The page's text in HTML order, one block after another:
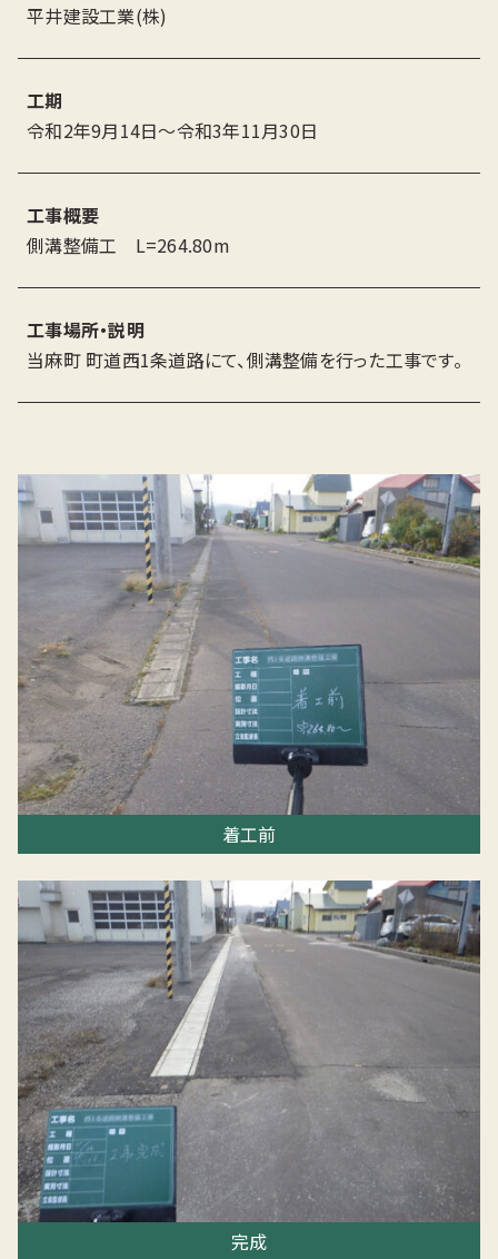
平井建設工業(株)
工期
令和2年9月14日〜令和3年11月30日
工事概要
側溝整備工 L=264.80m
工事場所・説明
当麻町 町道西1条道路にて、側溝整備を行った工事です。
着工前
完成
HOME
お知らせ
平井建設工業について
工事実績
採用情報
お問い合わせ